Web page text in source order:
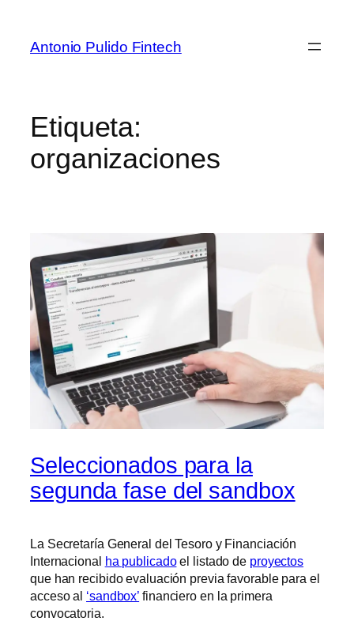
Antonio Pulido Fintech
Etiqueta:
organizaciones
Seleccionados para la
segunda fase del sandbox
La Secretaría General del Tesoro y Financiación
Internacional ha publicadoel listado de proyectos
que han recibido evaluación previa favorable para el
acceso al ‘sandbox’ financiero en la primera
convocatoria.